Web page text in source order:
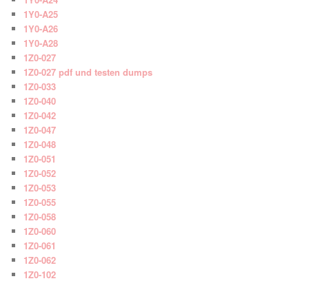
1Y0-A25
1Y0-A26
1Y0-A28
1Z0-027
1Z0-027 pdf und testen dumps
1Z0-033
1Z0-040
1Z0-042
1Z0-047
1Z0-048
1Z0-051
1Z0-052
1Z0-053
1Z0-055
1Z0-058
1Z0-060
1Z0-061
1Z0-062
1Z0-102